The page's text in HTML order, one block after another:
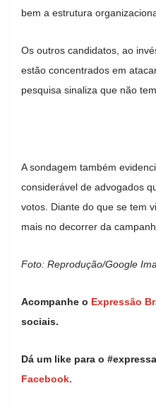
bem a estrutura
Os outros candidatos, ao
estão concentrados em
pesquisa sinaliza que não
A sondagem também
considerável de advogados
votos. Diante do que se tem
mais no decorrer da
Foto: Reprodução/Google
Acompanhe o Expressão
sociais.
Dá um like para o
Facebook.